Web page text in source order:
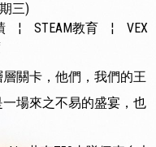
三)
¦ STEAM教育 ¦
VEX
關卡，他們，我們的王
場來之不易的盛宴，也